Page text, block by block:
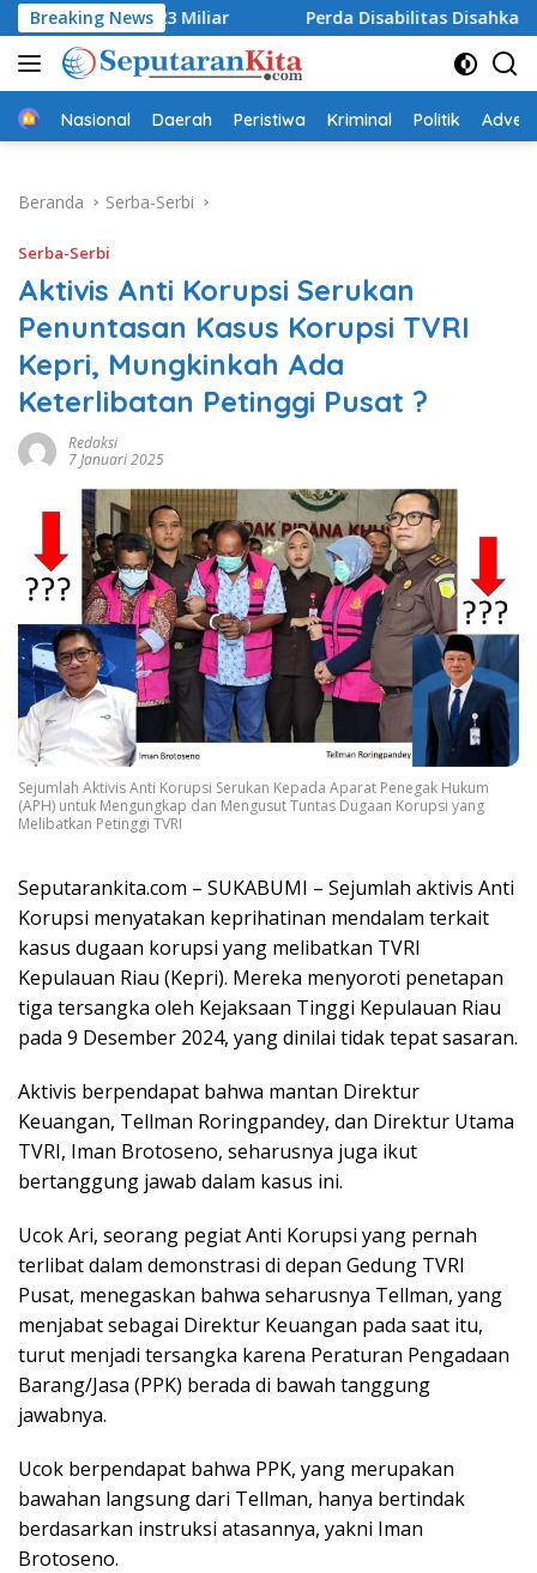
Langsung
ke
konten
Breaking News
Miliar Perda Disabilitas Disahkan, DPRD
Beranda
Nasional Daerah Peristiwa Kriminal Politik
Beranda Serba-Serbi
Serba-Serbi
Aktivis Anti Korupsi Serukan
Penuntasan Kasus Korupsi TVRI
Kepri, Mungkinkah Ada
Keterlibatan Petinggi Pusat ?
Redaksi
7 Januari 2025
Sejumlah Aktivis Anti Korupsi Serukan Kepada Aparat Penegak Hukum
(APH) untuk Mengungkap dan Mengusut Tuntas Dugaan Korupsi yang
Melibatkan Petinggi TVRI
Seputarankita.com – SUKABUMI – Sejumlah aktivis Anti
Korupsi menyatakan keprihatinan mendalam terkait
kasus dugaan korupsi yang melibatkan TVRI
Kepulauan Riau (Kepri). Mereka menyoroti penetapan
tiga tersangka oleh Kejaksaan Tinggi Kepulauan Riau
pada 9 Desember 2024, yang dinilai tidak tepat sasaran.
Aktivis berpendapat bahwa mantan Direktur
Keuangan, Tellman Roringpandey, dan Direktur Utama
TVRI, Iman Brotoseno, seharusnya juga ikut
bertanggung jawab dalam kasus ini.
Ucok Ari, seorang pegiat Anti Korupsi yang pernah
terlibat dalam demonstrasi di depan Gedung TVRI
Pusat, menegaskan bahwa seharusnya Tellman, yang
menjabat sebagai Direktur Keuangan pada saat itu,
turut menjadi tersangka karena Peraturan Pengadaan
Barang/Jasa (PPK) berada di bawah tanggung
jawabnya.
Ucok berpendapat bahwa PPK, yang merupakan
bawahan langsung dari Tellman, hanya bertindak
berdasarkan instruksi atasannya, yakni Iman
Brotoseno.